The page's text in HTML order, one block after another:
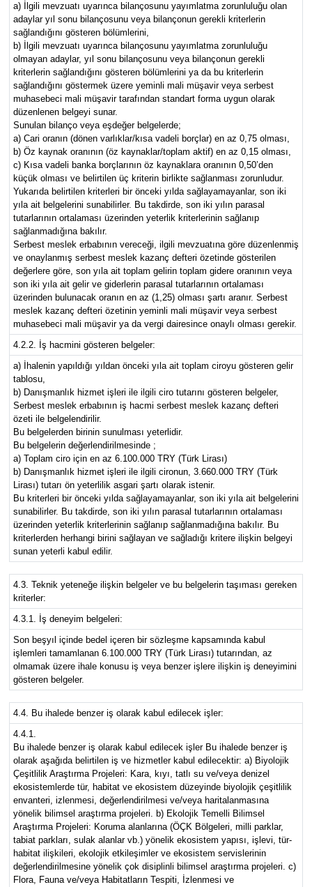
a) İlgili mevzuatı uyarınca bilançosunu yayımlatma zorunluluğu olan
adaylar yıl sonu bilançosunu veya bilançonun gerekli kriterlerin
sağlandığını gösteren bölümlerini,
b) İlgili mevzuatı uyarınca bilançosunu yayımlatma zorunluluğu
olmayan adaylar, yıl sonu bilançosunu veya bilançonun gerekli
kriterlerin sağlandığını gösteren bölümlerini ya da bu kriterlerin
sağlandığını göstermek üzere yeminli mali müşavir veya serbest
muhasebeci mali müşavir tarafından standart forma uygun olarak
düzenlenen belgeyi sunar.
Sunulan bilanço veya eşdeğer belgelerde;
a) Cari oranın (dönen varlıklar/kısa vadeli borçlar) en az 0,75 olması,
b) Öz kaynak oranının (öz kaynaklar/toplam aktif) en az 0,15 olması,
c) Kısa vadeli banka borçlarının öz kaynaklara oranının 0,50’den
küçük olması ve belirtilen üç kriterin birlikte sağlanması zorunludur.
Yukarıda belirtilen kriterleri bir önceki yılda sağlayamayanlar, son iki
yıla ait belgelerini sunabilirler. Bu takdirde, son iki yılın parasal
tutarlarının ortalaması üzerinden yeterlik kriterlerinin sağlanıp
sağlanmadığına bakılır.
Serbest meslek erbabının vereceği, ilgili mevzuatına göre düzenlenmiş
ve onaylanmış serbest meslek kazanç defteri özetinde gösterilen
değerlere göre, son yıla ait toplam gelirin toplam gidere oranının veya
son iki yıla ait gelir ve giderlerin parasal tutarlarının ortalaması
üzerinden bulunacak oranın en az (1,25) olması şartı aranır. Serbest
meslek kazanç defteri özetinin yeminli mali müşavir veya serbest
muhasebeci mali müşavir ya da vergi dairesince onaylı olması gerekir.
4.2.2. İş hacmini gösteren belgeler:
a) İhalenin yapıldığı yıldan önceki yıla ait toplam ciroyu gösteren gelir
tablosu,
b) Danışmanlık hizmet işleri ile ilgili ciro tutarını gösteren belgeler,
Serbest meslek erbabının iş hacmi serbest meslek kazanç defteri
özeti ile belgelendirilir.
Bu belgelerden birinin sunulması yeterlidir.
Bu belgelerin değerlendirilmesinde ;
a) Toplam ciro için en az 6.100.000 TRY (Türk Lirası)
b) Danışmanlık hizmet işleri ile ilgili cironun, 3.660.000 TRY (Türk
Lirası) tutarı ön yeterlilik asgari şartı olarak istenir.
Bu kriterleri bir önceki yılda sağlayamayanlar, son iki yıla ait belgelerini
sunabilirler. Bu takdirde, son iki yılın parasal tutarlarının ortalaması
üzerinden yeterlik kriterlerinin sağlanıp sağlanmadığına bakılır. Bu
kriterlerden herhangi birini sağlayan ve sağladığı kritere ilişkin belgeyi
sunan yeterli kabul edilir.
4.3. Teknik yeteneğe ilişkin belgeler ve bu belgelerin taşıması gereken
kriterler:
4.3.1. İş deneyim belgeleri:
Son beşyıl içinde bedel içeren bir sözleşme kapsamında kabul
işlemleri tamamlanan 6.100.000 TRY (Türk Lirası) tutarından, az
olmamak üzere ihale konusu iş veya benzer işlere ilişkin iş deneyimini
gösteren belgeler.
4.4. Bu ihalede benzer iş olarak kabul edilecek işler:
4.4.1.
Bu ihalede benzer iş olarak kabul edilecek işler Bu ihalede benzer iş
olarak aşağıda belirtilen iş ve hizmetler kabul edilecektir: a) Biyolojik
Çeşitlilik Araştırma Projeleri: Kara, kıyı, tatlı su ve/veya denizel
ekosistemlerde tür, habitat ve ekosistem düzeyinde biyolojik çeşitlilik
envanteri, izlenmesi, değerlendirilmesi ve/veya haritalanmasına
yönelik bilimsel araştırma projeleri. b) Ekolojik Temelli Bilimsel
Araştırma Projeleri: Koruma alanlarına (ÖÇK Bölgeleri, milli parklar,
tabiat parkları, sulak alanlar vb.) yönelik ekosistem yapısı, işlevi, tür-
habitat ilişkileri, ekolojik etkileşimler ve ekosistem servislerinin
değerlendirilmesine yönelik çok disiplinli bilimsel araştırma projeleri. c)
Flora, Fauna ve/veya Habitatların Tespiti, İzlenmesi ve